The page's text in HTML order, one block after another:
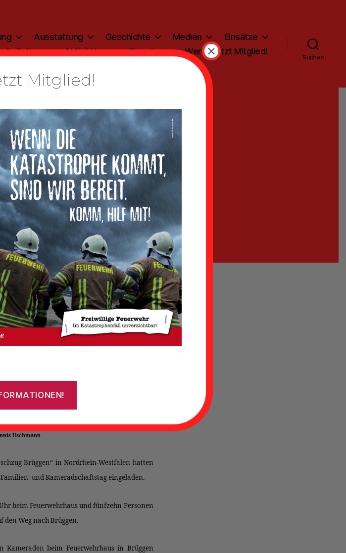
Ausstattung Geschichte Medien
Einsätze
Aktivitäten Termine Werde jetzt Mitglied!
Suchen
der
Veröffentlichungsdatum
19. Mai 2019
Uschmann
Brüggen“ in Nordrhein-Westfalen hatten
und Kameradschaftstag eingeladen.
beim Feuerwehrhaus und fünfzehn Personen
Weg nach Brüggen.
beim Feuerwehrhaus in Brüggen
Mitglied!
×